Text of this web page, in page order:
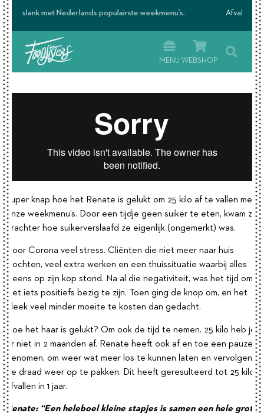
Afvallen én lekker eten wij maken het mogelijk.
MENU WEBSHOP
Super knap hoe het Renate is gelukt om 25 kilo af te vallen met
onze weekmenu’s. Door een tijdje geen suiker te eten, kwam ze
erachter hoe suikerverslaafd ze eigenlijk (ongemerkt) was.
Door Corona veel stress. Cliënten die niet meer naar huis
mochten, veel extra werken en een thuissituatie waarbij alles
ineens op zijn kop stond. Na al die negativiteit, was het tijd om
met iets positiefs bezig te zijn. Toen ging de knop om, en het
bleek veel minder moeite te kosten dan gedacht.
Hoe het haar is gelukt? Om ook de tijd te nemen. 25 kilo heb je
er niet in 2 maanden af. Renate heeft ook af en toe een pauze
genomen, om weer wat meer los te kunnen laten en vervolgens
de draad weer op te pakken. Dit heeft geresulteerd tot 25 kilo
afvallen in 1 jaar.
Renate: “Een heleboel kleine stapjes is samen een hele grote